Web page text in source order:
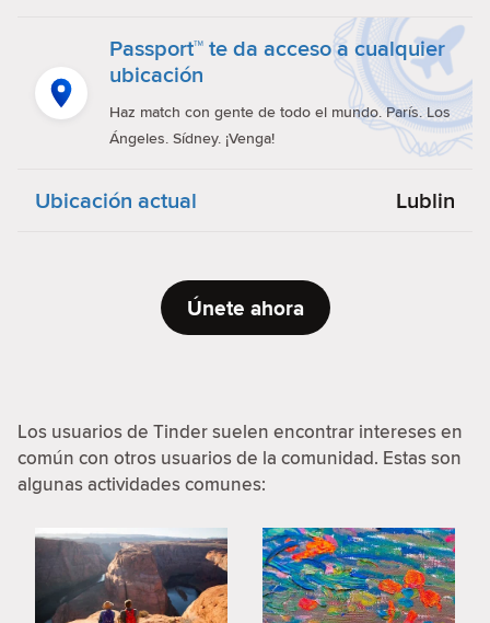
Passport™ te da acceso a cualquier
ubicación
Haz match con gente de todo el mundo. París. Los
Ángeles. Sídney. ¡Venga!
Ubicación actual Lublin
Únete ahora
Los usuarios de Tinder suelen encontrar intereses en
común con otros usuarios de la comunidad. Estas son
algunas actividades comunes: